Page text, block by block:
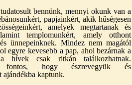
bennünk, mennyi okunk van a
papjainkért, akik hűségesen
amelyek megtartanak és
templomunkért, amely otthont
ünnepeinknek. Mindez nem magától
egyre kevesebb a pap, ahol bezárnak a
hívek csak ritkán találkozhatnak.
hogy észrevegyük és
ajándékba kaptunk.